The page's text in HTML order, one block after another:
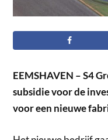
EEMSHAVEN – S4
subsidie voor de
voor een nieuwe